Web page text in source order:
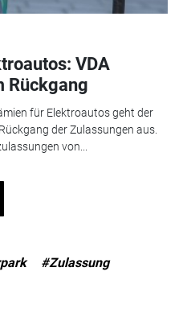
VDA
Rückgang
für Elektroautos geht der
der Zulassungen aus.
von...
#Zulassung